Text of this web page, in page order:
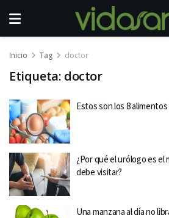
Inicio Tag doctor
Etiqueta: doctor
Estos son los 8
¿Por qué el urólogo es
debe visitar?
Una manzana al día no